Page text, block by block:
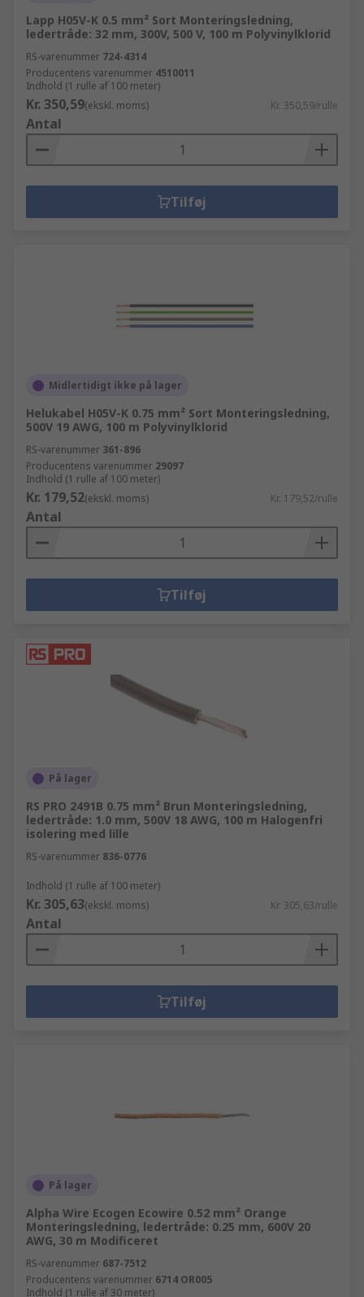
Lapp H05V-K 0.5 mm² Sort Monteringsledning,
ledertråde: 32 mm, 300V, 500 V, 100 m Polyvinylklorid
RS-varenummer 724-4314
Producentens varenummer 4510011
Indhold (1 rulle af 100 meter)
Kr. 350,59(ekskl. moms) Kr. 350,59/rulle
Antal
Tilføj
Midlertidigt ikke på lager
Helukabel H05V-K 0.75 mm² Sort Monteringsledning,
500V 19 AWG, 100 m Polyvinylklorid
RS-varenummer 361-896
Producentens varenummer 29097
Indhold (1 rulle af 100 meter)
Kr. 179,52(ekskl. moms) Kr. 179,52/rulle
Antal
Tilføj
På lager
RS PRO 2491B 0.75 mm² Brun Monteringsledning,
ledertråde: 1.0 mm, 500V 18 AWG, 100 m Halogenfri
isolering med lille
RS-varenummer 836-0776
Indhold (1 rulle af 100 meter)
Kr. 305,63(ekskl. moms) Kr. 305,63/rulle
Antal
Tilføj
På lager
Alpha Wire Ecogen Ecowire 0.52 mm² Orange
Monteringsledning, ledertråde: 0.25 mm, 600V 20
AWG, 30 m Modificeret
RS-varenummer 687-7512
Producentens varenummer 6714 OR005
Indhold (1 rulle af 30 meter)